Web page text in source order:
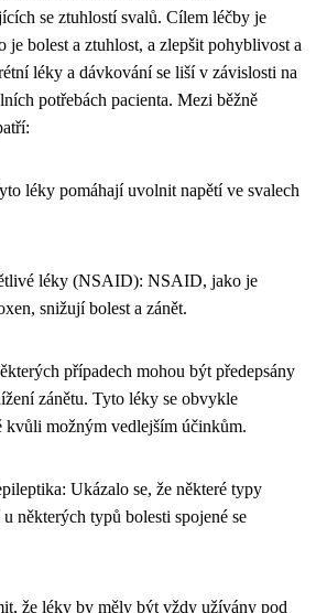
se ztuhlostí svalů. Cílem léčby je
je bolest a ztuhlost, a zlepšit pohyblivost a
léky a dávkování se liší v závislosti na
potřebách pacienta. Mezi běžně
léky pomáhají uvolnit napětí ve svalech
léky (NSAID): NSAID, jako je
snižují bolest a zánět.
případech mohou být předepsány
zánětu. Tyto léky se obvykle
kvůli možným vedlejším účinkům.
Ukázalo se, že některé typy
některých typů bolesti spojené se
že léky by měly být vždy užívány pod